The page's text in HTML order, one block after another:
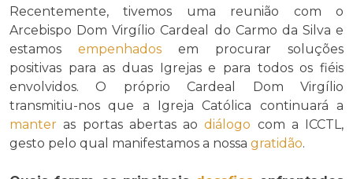
Recentemente, tivemos uma reunião com o
Arcebispo Dom Virgílio Cardeal do Carmo da Silva e
estamos empenhados em procurar soluções
positivas para as duas Igrejas e para todos os fiéis
envolvidos. O próprio Cardeal Dom Virgílio
transmitiu-nos que a Igreja Católica continuará a
manter as portas abertas aodiálogo com a ICCTL,
gesto pelo qual manifestamos a nossa gratidão.